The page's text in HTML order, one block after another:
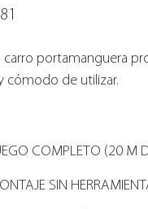
carro portamanguera
cómodo de utilizar.
COMPLETO (20 M
SIN